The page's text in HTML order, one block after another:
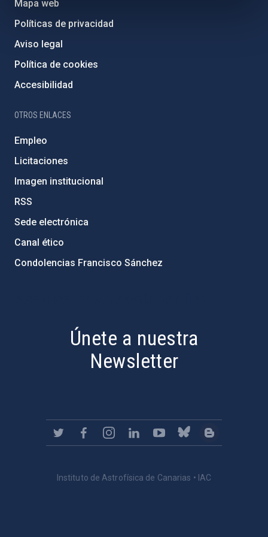
Mapa web
Políticas de privacidad
Aviso legal
Política de cookies
Accesibilidad
OTROS ENLACES
Empleo
Licitaciones
Imagen institucional
RSS
Sede electrónica
Canal ético
Condolencias Francisco Sánchez
Únete a nuestra
Newsletter
Instituto de Astrofísica de Canarias • IAC